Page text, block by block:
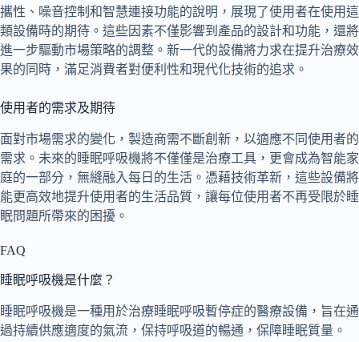
攜性、噪音控制和智慧連接功能的說明，展現了使用者在使用這
類設備時的期待。這些因素不僅影響到產品的設計和功能，還將
進一步驅動市場策略的調整。新一代的設備將力求在提升治療效
果的同時，滿足消費者對便利性和現代化技術的追求。
使用者的需求及期待
面對市場需求的變化，製造商需不斷創新，以適應不同使用者的
需求。未來的睡眠呼吸機將不僅僅是治療工具，更會成為智能家
庭的一部分，無縫融入每日的生活。憑藉技術革新，這些設備將
能更高效地提升使用者的生活品質，讓每位使用者不再受限於睡
眠問題所帶來的困擾。
FAQ
睡眠呼吸機是什麼？
睡眠呼吸機是一種用於治療睡眠呼吸暫停症的醫療設備，旨在通
過持續供應適度的氣流，保持呼吸道的暢通，保障睡眠質量。